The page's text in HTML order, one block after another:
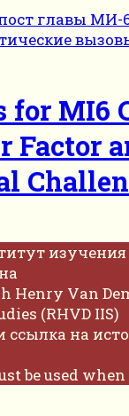
for MI6
Factor
изучения
Henry Van
(RHVD IIS)
ссылка на
be used